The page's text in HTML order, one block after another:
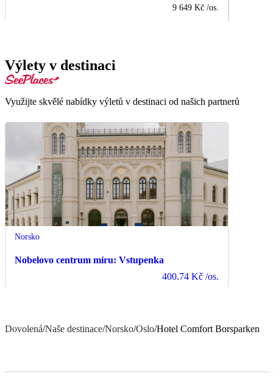
9 649 Kč /os.
Výlety v destinaci
Využijte skvělé nabídky výletů v destinaci od našich partnerů
Norsko
Nobelovo centrum míru: Vstupenka
400.74 Kč /os.
Dovolená/Naše destinace/Norsko/Oslo/Hotel Comfort Borsparken